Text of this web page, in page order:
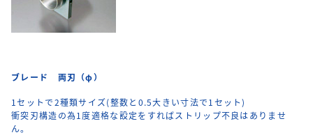
ブレード 両刃（φ）
1セットで2種類サイズ(整数と0.5大きい寸法で1セット)
衝突刃構造の為1度適格な設定をすればストリップ不良はありませ
ん。